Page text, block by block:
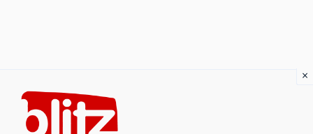
content
×